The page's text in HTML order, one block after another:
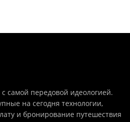
самой передовой идеологией.
на сегодня технологии,
и бронирование путешествия